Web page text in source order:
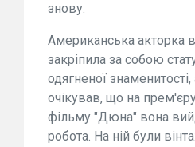
знову.
Американська акторка
закріпила за собою
одягненої знаменитості,
очікував, що на
фільму "Дюна" вона
робота. На ній були